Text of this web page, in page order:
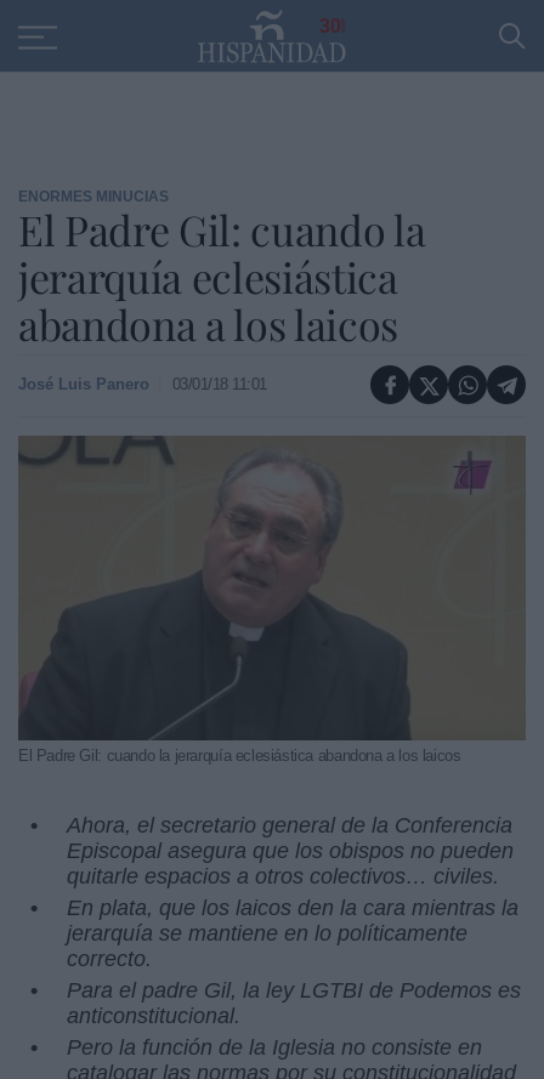
30
ENORMES MINUCIAS
El Padre Gil: cuando la
jerarquía eclesiástica
abandona a los laicos
José Luis Panero 03/01/18 11:01
El Padre Gil: cuando la jerarquía eclesiástica abandona a los laicos
Ahora, el secretario general de la Conferencia
Episcopal asegura que los obispos no pueden
quitarle espacios a otros colectivos… civiles.
En plata, que los laicos den la cara mientras la
jerarquía se mantiene en lo políticamente
correcto.
Para el padre Gil, la ley LGTBI de Podemos es
anticonstitucional.
Pero la función de la Iglesia no consiste en
catalogar las normas por su constitucionalidad